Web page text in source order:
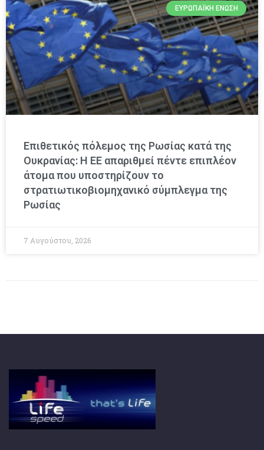
ΕΥΡΩΠΑΪΚΉ ΈΝΩΣΗ
Επιθετικός πόλεμος της Ρωσίας κατά της
Ουκρανίας: Η ΕΕ απαριθμεί πέντε επιπλέον
άτομα που υποστηρίζουν το
στρατιωτικοβιομηχανικό σύμπλεγμα της
Ρωσίας
7 Αυγούστου, 2026